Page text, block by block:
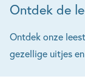
Ontdek de
Ontdek onze
gezellige uitjes